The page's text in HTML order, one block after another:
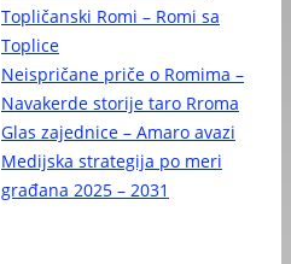
Topličanski Romi – Romi sa
Toplice
Neispričane priče o Romima –
Navakerde storije taro Rroma
Glas zajednice – Amaro avazi
Medijska strategija po meri
građana 2025 – 2031